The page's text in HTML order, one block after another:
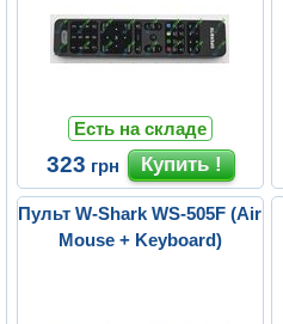
Есть на складе
323 грн
Пульт W-Shark WS-505F (Air
Mouse + Keyboard)